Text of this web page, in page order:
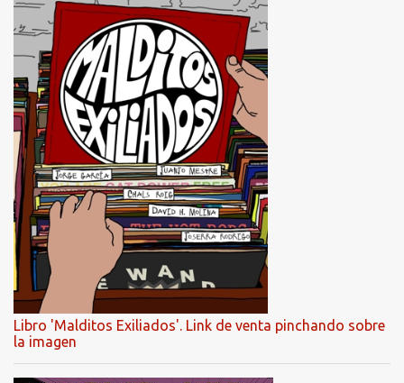
Libro 'Malditos Exiliados'. Link de venta pinchando sobre
la imagen